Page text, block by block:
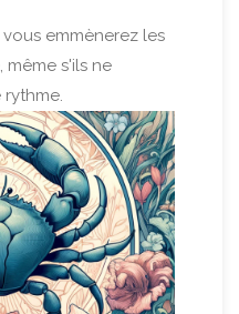
emmènerez les
même s'ils ne